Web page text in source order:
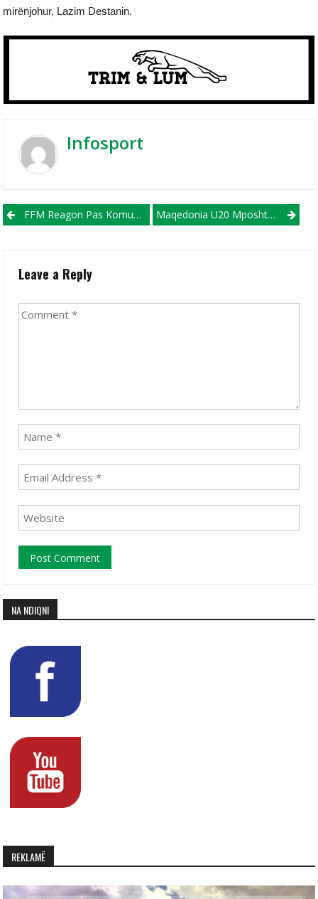
mirënjohur, Lazim Destanin.
Infosport
Post navigation
FFM Reagon Pas Komunikatës Së Shkëndijës: Nuk Ka Më Si Më Parë, Integriteti I Garave Nuk Ka Çmim Maqedonia U20 Mposhtet Nga SHBA
Leave a Reply
NA NDIQNI
REKLAMË